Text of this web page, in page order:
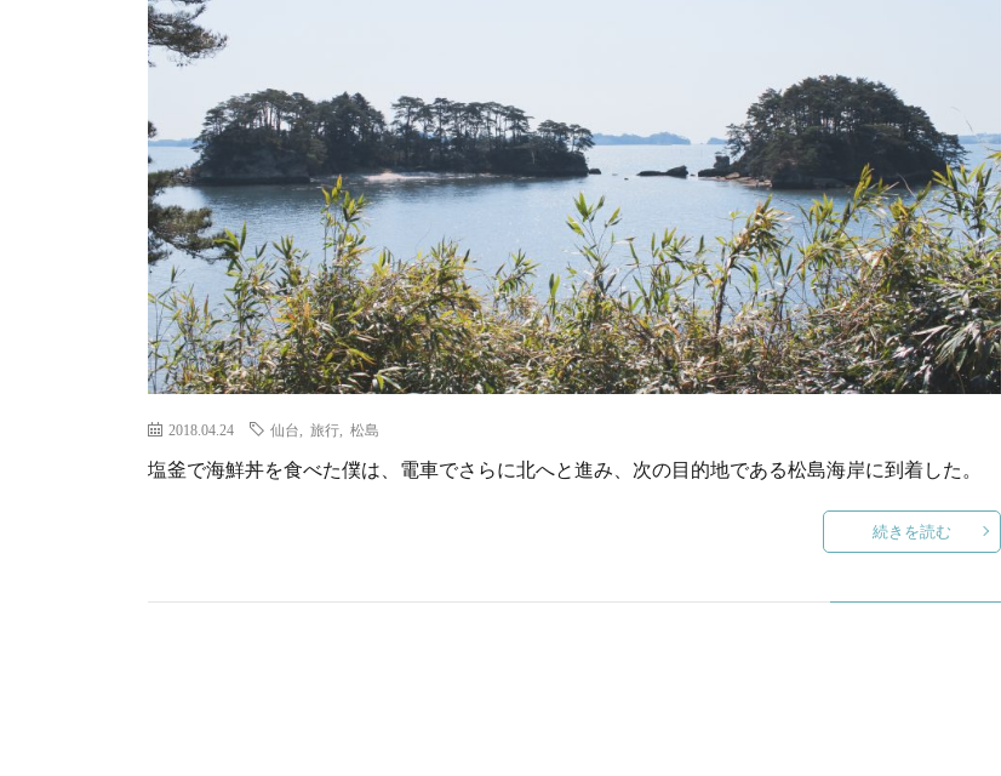
2018.04.24 仙台 旅行 松島
塩釜で海鮮丼を食べた僕は、電車でさらに北へと進み、次の目的地である松島海岸に到着した。
続きを読む